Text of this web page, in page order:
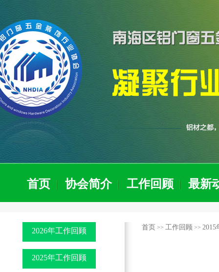
首页 协会简介 工作回顾 最新
2026年工作回顾
2025年工作回顾
首页 >> 工作回顾 >> 2015